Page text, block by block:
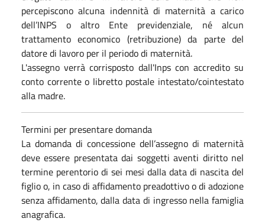
percepiscono alcuna indennità di maternità a carico
dell’INPS o altro Ente previdenziale, né alcun
trattamento economico (retribuzione) da parte del
datore di lavoro per il periodo di maternità.
L'assegno verrà corrisposto dall'Inps con accredito su
conto corrente o libretto postale intestato/cointestato
alla madre.
Termini per presentare domanda
La domanda di concessione dell’assegno di maternità
deve essere presentata dai soggetti aventi diritto nel
termine perentorio di sei mesi dalla data di nascita del
figlio o, in caso di affidamento preadottivo o di adozione
senza affidamento, dalla data di ingresso nella famiglia
anagrafica.